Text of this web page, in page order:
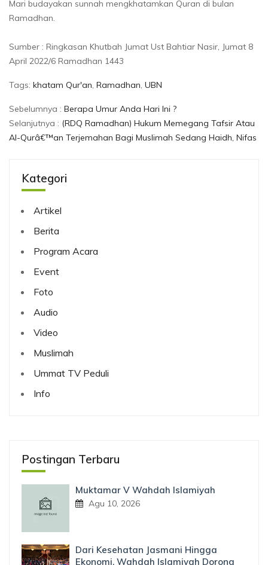
Mari budayakan sunnah mengkhatamkan Quran di bulan
Ramadhan.
Sumber : Ringkasan Khutbah Jumat Ust Bahtiar Nasir, Jumat 8
April 2022/6 Ramadhan 1443
Tags: khatam Qur'an, Ramadhan, UBN
Sebelumnya : Berapa Umur Anda Hari Ini ?
Selanjutnya : (RDQ Ramadhan) Hukum Memegang Tafsir Atau
Al-Qurâ€™an Terjemahan Bagi Muslimah Sedang Haidh, Nifas
Kategori
Artikel
Berita
Program Acara
Event
Foto
Audio
Video
Muslimah
Ummat TV Peduli
Info
Postingan Terbaru
Muktamar V Wahdah Islamiyah
Agu 10, 2026
Dari Kesehatan Jasmani Hingga
Ekonomi, Wahdah Islamiyah Dorong